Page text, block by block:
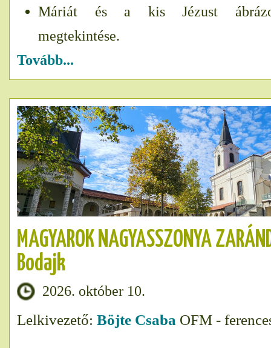
Máriát és a kis Jézust
megtekintése.
Tovább...
MAGYAROK NAGYASSZONYA
Bodajk
2026. október 10.
Lelkivezető: Böjte Csaba OFM -